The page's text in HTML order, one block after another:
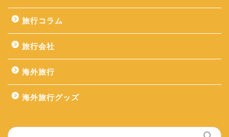
旅行コラム
旅行会社
海外旅行
海外旅行グッズ